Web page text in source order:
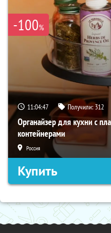
-100%
11:04:46 Получили: 312
Органайзер для кухни с
контейнерами
Россия
Купить